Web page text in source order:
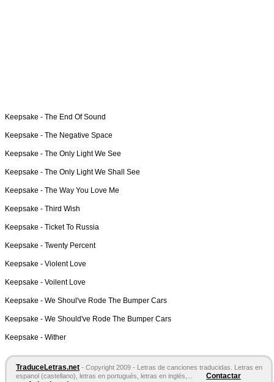
Keepsake - The End Of Sound
Keepsake - The Negative Space
Keepsake - The Only Light We See
Keepsake - The Only Light We Shall See
Keepsake - The Way You Love Me
Keepsake - Third Wish
Keepsake - Ticket To Russia
Keepsake - Twenty Percent
Keepsake - Violent Love
Keepsake - Voilent Love
Keepsake - We Shoul've Rode The Bumper Cars
Keepsake - We Should've Rode The Bumper Cars
Keepsake - Wither
TraduceLetras.net - Copyright 2009 - Letras de canciones traducidas. Letras en
espanol (castellano), letras en portugués, letras en inglés,...
Contactar